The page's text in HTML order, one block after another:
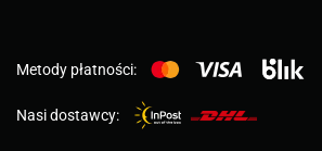
Metody płatności:
Nasi dostawcy: